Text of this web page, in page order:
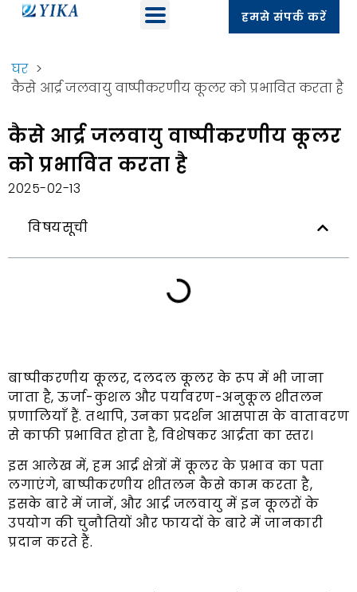
हमसे संपर्क करें
घर >
कैसे आर्द्र जलवायु वाष्पीकरणीय कूलर को प्रभावित करता है
कैसे आर्द्र जलवायु वाष्पीकरणीय कूलर
को प्रभावित करता है
2025-02-13
विषयसूची
बाष्पीकरणीय कूलर, दलदल कूलर के रूप में भी जाना
जाता है, ऊर्जा-कुशल और पर्यावरण-अनुकूल शीतलन
प्रणालियाँ हैं. तथापि, उनका प्रदर्शन आसपास के वातावरण
से काफी प्रभावित होता है, विशेषकर आर्द्रता का स्तर।
इस आलेख में, हम आर्द्र क्षेत्रों में कूलर के प्रभाव का पता
लगाएंगे, बाष्पीकरणीय शीतलन कैसे काम करता है,
इसके बारे में जानें, और आर्द्र जलवायु में इन कूलरों के
उपयोग की चुनौतियों और फायदों के बारे में जानकारी
प्रदान करते हैं.